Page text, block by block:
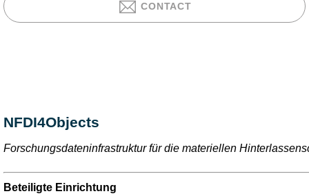
CONTACT
NFDI4Objects
Forschungsdateninfrastruktur für die materiellen
Beteiligte Einrichtung